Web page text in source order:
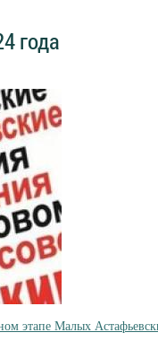
года
этапе Малых